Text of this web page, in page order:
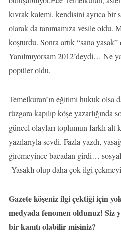
kıvrak kalemi, kendisini ayrıca bir
olarak da tanımamıza vesile oldu.
koşturdu. Sonra artık “sana yasak”
Yanılmıyorsam 2012’deydi… Ne
popüler oldu.
Temelkuran’ın eğitimi hukuk olsa
rüzgara kapılıp köşe
güncel olayları toplumun farklı alt
yazılarıyla sevdi. Fazla yazdı,
giremeyince bacadan girdi…
Yasaklı olup daha çok ilgi
Gazete köşeniz ilgi çektiği için
medyada fenomen oldunuz! Siz
bir kanıtı olabilir misiniz?